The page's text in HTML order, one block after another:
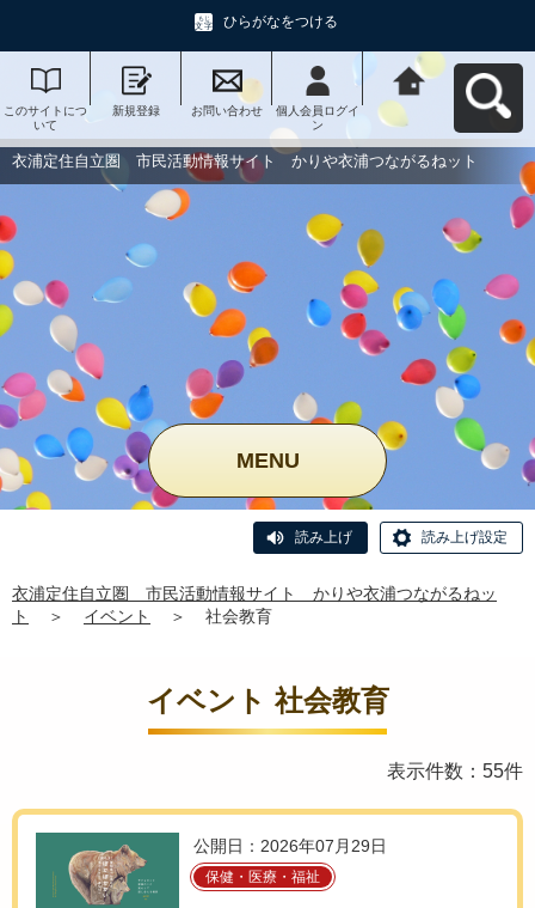
ひらがなをつける
このサイトにつ
いて
新規登録 お問い合わせ
個人会員ログイ
ン
衣浦定住自立
圏 市民活動情
報サイト かり
や衣浦つながる
ねットへ戻る
衣浦定住自立圏 市民活動情報サイト かりや衣浦つながるねット
MENU
読み上げ 読み上げ設定
衣浦定住自立圏 市民活動情報サイト かりや衣浦つながるねッ
ト
＞ イベント ＞ 社会教育
イベント 社会教育
表示件数：55件
公開日：2026年07月29日
保健・医療・福祉